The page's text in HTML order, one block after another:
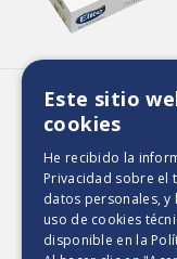
Elite Pañuelos
RojosPañuelos
Este sitio
cookies
He recibido la
Privacidad sobre el
datos personales,
uso de cookies
disponible en la